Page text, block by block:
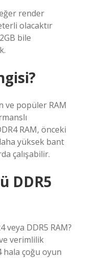
render
olacaktır
bile
ve popüler RAM
RAM, önceki
yüksek bant
çalışabilir.
DDR5
veya DDR5 RAM?
verimlilik
hala çoğu oyun